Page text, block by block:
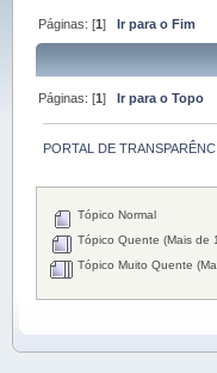
Páginas: [1]Ir para o Fim
Páginas: [1]Ir para o Topo
PORTAL DE
Tópico Normal
Tópico Quente (Mais de
Tópico Muito Quente